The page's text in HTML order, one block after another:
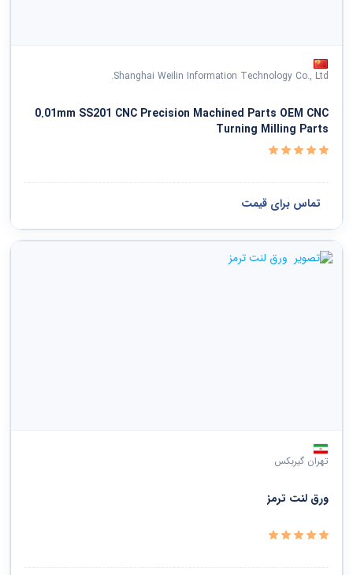
Shanghai Weilin Information Technology Co., Ltd.
0.01mm SS201 CNC Precision Machined Parts OEM CNC
Turning Milling Parts
تماس برای قیمت
تهران گیربکس
ورق لنت ترمز